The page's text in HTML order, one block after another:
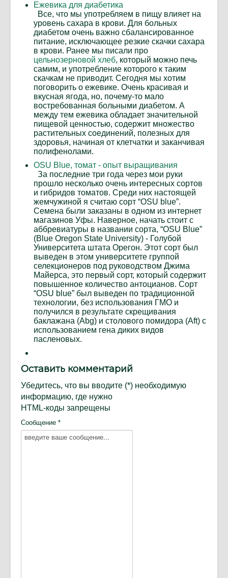
Ежевика для диабетика
Все, что мы употребляем в пищу влияет на
уровень сахара в крови. Для больных
диабетом очень важно сбалансированное
питание, исключающее резкие скачки сахара
в крови. Ранее мы писали про
цельнозерновой хлеб, который можно печь
самим, и употребление которого к таким
скачкам не приводит. Сегодня мы хотим
поговорить о ежевике. Очень красивая и
вкусная ягода, но, почему-то мало
востребованная больными диабетом. А
между тем ежевика обладает значительной
пищевой ценностью, содержит множество
растительных соединений, полезных для
здоровья, начиная от клетчатки и заканчивая
полифенолами.
OSU Blue, томат - опыт выращивания
За последние три года через мои руки
прошло несколько очень интересных сортов
и гибридов томатов. Среди них настоящей
жемчужиной я считаю сорт “OSU blue”.
Семена были заказаны в одном из интернет
магазинов Уфы. Наверное, начать стоит с
аббревиатуры в названии сорта, “OSU Blue”
(Blue Oregon State University) - Голубой
Университета штата Орегон. Этот сорт был
выведен в этом университете группой
селекционеров под руководством Джима
Майерса, это первый сорт, который содержит
повышенное количество антоцианов. Сорт
“OSU blue” был выведен по традиционной
технологии, без использования ГМО и
получился в результате скрещивания
баклажана (Abg) и столового помидора (Aft) с
использованием гена диких видов
пасленовых.
Оставить комментарий
Убедитесь, что вы вводите (*) необходимую
информацию, где нужно
HTML-коды запрещены
Сообщение *